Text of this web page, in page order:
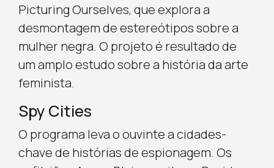
Picturing Ourselves, que explora a
desmontagem de estereótipos sobre a
mulher negra. O projeto é resultado de
um amplo estudo sobre a história da arte
feminista.
Spy Cities
O programa leva o ouvinte a cidades-
chave de histórias de espionagem. Os